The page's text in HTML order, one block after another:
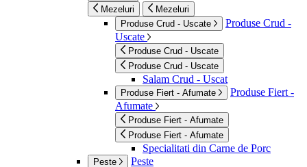
Mezeluri
Mezeluri
Produse Crud - Uscate
Produse Crud -
Uscate
Produse Crud - Uscate
Produse Crud - Uscate
Salam Crud - Uscat
Produse Fiert - Afumate
Produse Fiert -
Afumate
Produse Fiert - Afumate
Produse Fiert - Afumate
Specialitati din Carne de Porc
Peste Peste